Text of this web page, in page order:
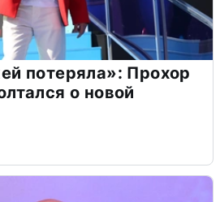
потеряла»: Прохор
о новой